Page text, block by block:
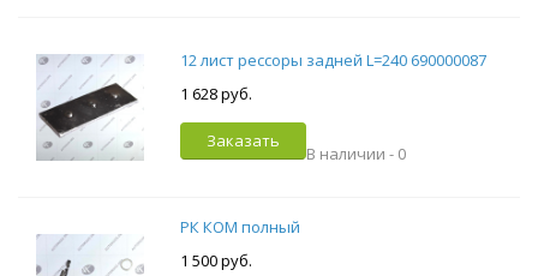
12 лист рессоры задней L=240 690000087
1 628 руб.
Заказать
В наличии - 0
РК КОМ полный
1 500 руб.